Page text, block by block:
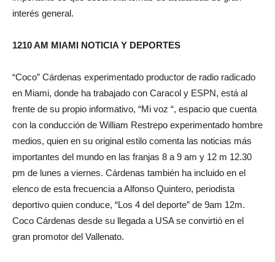
interés general.
1210 AM MIAMI NOTICIA Y DEPORTES
“Coco” Cárdenas experimentado productor de radio radicado
en Miami, donde ha trabajado con Caracol y ESPN, está al
frente de su propio informativo, “Mi voz “, espacio que cuenta
con la conducción de William Restrepo experimentado hombre
medios, quien en su original estilo comenta las noticias más
importantes del mundo en las franjas 8 a 9 am y 12 m 12.30
pm de lunes a viernes. Cárdenas también ha incluido en el
elenco de esta frecuencia a Alfonso Quintero, periodista
deportivo quien conduce, “Los 4 del deporte” de 9am 12m.
Coco Cárdenas desde su llegada a USA se convirtió en el
gran promotor del Vallenato.